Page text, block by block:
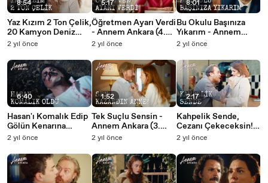
8:54
Yaz Kızım 2 Ton Çelik,
20 Kamyon Deniz
Kumu - Annem
2 yıl önce
6:40
Hasan'ı Komalık Edip
Gölün Kenarına
Attılar - Annem
2 yıl önce
5:17
Öğretmen Ayarı Verdi
- Annem Ankara (4.
Bölüm)
2 yıl önce
1:52
Tek Suçlu Sensin -
Annem Ankara (3.
Bölüm)
2 yıl önce
8:01
Bu Okulu Başınıza
Yıkarım - Annem
Ankara (3. Bölüm)
2 yıl önce
2:17
Kahpelik Sende,
Cezanı Çekeceksin! -
Annem Ankara (3.
2 yıl önce